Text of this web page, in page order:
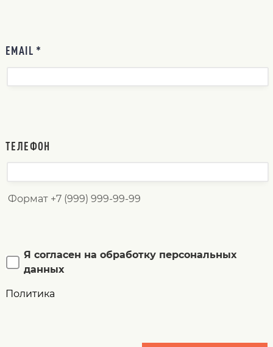
EMAIL *
ТЕЛЕФОН
Формат +7 (999) 999-99-99
Я согласен на обработку персональных
данных
Политика